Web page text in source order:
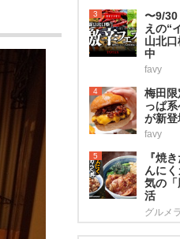
3
〜9/30
えの“
山北
中
favy
4
梅田限
っぱ
が新登
favy
5
『焼
んに
気の
活
グルメ